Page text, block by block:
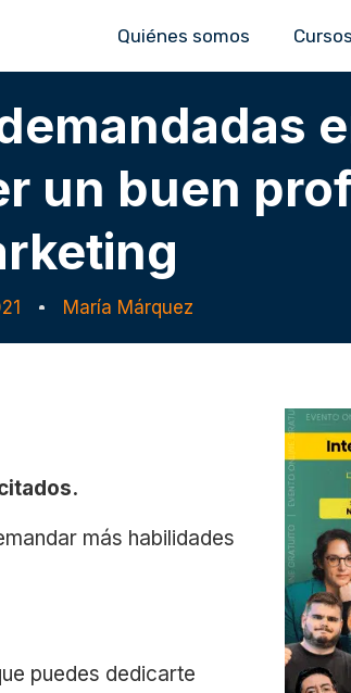
Quiénes somos Cursos
un buen
María Márquez
más habilidades
puedes dedicarte